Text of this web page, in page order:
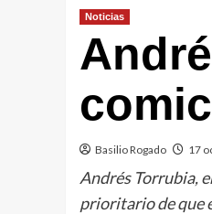
Noticias
Basilio Rogado 17
Andrés Torrubia,
prioritario de que